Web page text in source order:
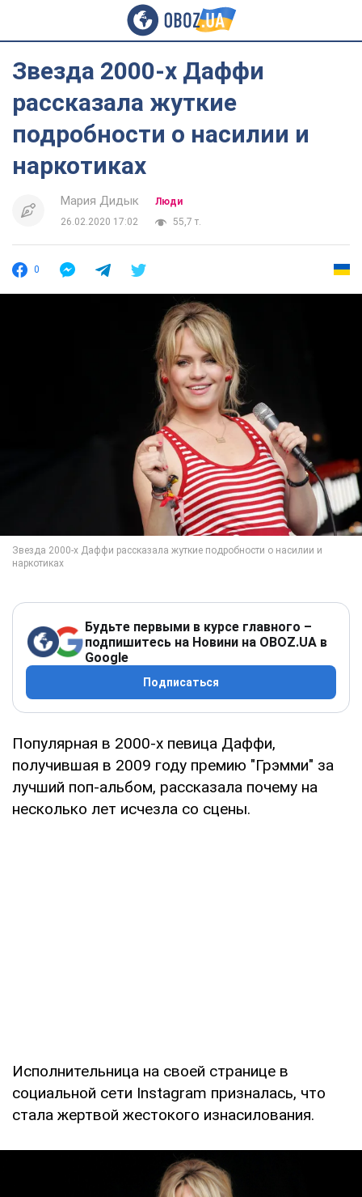
Звезда 2000-х Даффи
рассказала жуткие
подробности о насилии и
наркотиках
Мария Дидык
Люди
26.02.2020 17:02
55,7 т.
0
Будьте первыми в курсе главного –
подпишитесь на Новини на OBOZ.UA в
Google
Подписаться
Популярная в 2000-х певица Даффи,
получившая в 2009 году премию "Грэмми" за
лучший поп-альбом, рассказала почему на
несколько лет исчезла со сцены.
Исполнительница на своей странице в
социальной сети Instagram призналась, что
стала жертвой жестокого изнасилования.